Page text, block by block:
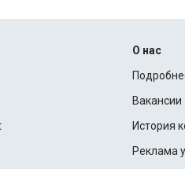
О нас
Вакансии
История
Реклама